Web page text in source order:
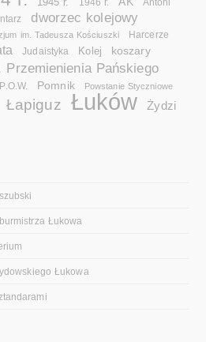
1946 r.
Antoni
dworzec kolejowy
im. Tadeusza Kościuszki Harcerze
Judaistyka Kolej koszary
Przemienienia Pańskiego
P.O.W. Pomnik Powstanie Styczniowe
Łapiguz Łuków Żydzi
Łukowa
Łukowa